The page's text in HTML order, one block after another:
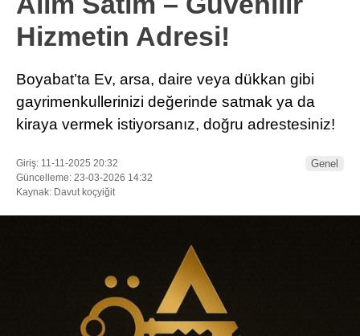
Hizmetin Adresi!
Boyabat’ta Ev, arsa, daire veya dükkan gibi
gayrimenkullerinizi değerinde satmak ya da
kiraya vermek istiyorsanız, doğru adrestesiniz!
Giriş: 11-11-2025 20:32
Güncelleme: 23-03-2026 14:32
Kaynak: Davut koçyiğit
Genel